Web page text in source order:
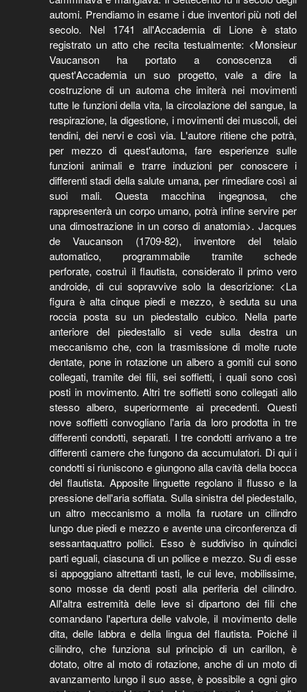
automi. Prendiamo in esame i due inventori più noti del
secolo. Nel 1741 all'Accademia di Lione è stato
registrato un atto che recita testualmente: <Monsieur
Vaucanson ha portato a conoscenza di
quest'Accademia un suo progetto, vale a dire la
costruzione di un automa che imiterà nei movimenti
tutte le funzioni della vita, la circolazione del sangue, la
respirazione, la digestione, i movimenti dei muscoli, dei
tendini, dei nervi e così via. L'autore ritiene che potrà,
per mezzo di quest'automa, fare esperienze sulle
funzioni animali e trarre induzioni per conoscere i
differenti stadi della salute umana, per rimediare così ai
suoi mali. Questa macchina ingegnosa, che
rappresenterà un corpo umano, potrà infine servire per
una dimostrazione in un corso di anatomia>. Jacques
de Vaucanson (1709-82), inventore del telaio
automatico, programmabile tramite schede
perforate, costruì il flautista, considerato il primo vero
androide, di cui sopravvive solo la descrizione: <La
figura è alta cinque piedi e mezzo, è seduta su una
roccia posta su un piedestallo cubico. Nella parte
anteriore del piedestallo si vede sulla destra un
meccanismo che, con la trasmissione di molte ruote
dentate, pone in rotazione un albero a gomiti cui sono
collegati, tramite dei fili, sei soffietti, i quali sono così
posti in movimento. Altri tre soffietti sono collegati allo
stesso albero, superiormente ai precedenti. Questi
nove soffietti convogliano l'aria da loro prodotta in tre
differenti condotti, separati. I tre condotti arrivano a tre
differenti camere che fungono da accumulatori. Di qui i
condotti si riuniscono e giungono alla cavità della bocca
del flautista. Apposite linguette regolano il flusso e la
pressione dell'aria soffiata. Sulla sinistra del piedestallo,
un altro meccanismo a molla fa ruotare un cilindro
lungo due piedi e mezzo e avente una circonferenza di
sessantaquattro pollici. Esso è suddiviso in quindici
parti eguali, ciascuna di un pollice e mezzo. Su di esse
si appoggiano altrettanti tasti, le cui leve, mobilissime,
sono mosse da denti posti alla periferia del cilindro.
All'altra estremità delle leve si dipartono dei fili che
comandano l'apertura delle valvole, il movimento delle
dita, delle labbra e della lingua del flautista. Poiché il
cilindro, che funziona sul principio di un carillon, è
dotato, oltre al moto di rotazione, anche di un moto di
avanzamento lungo il suo asse, è possibile a ogni giro